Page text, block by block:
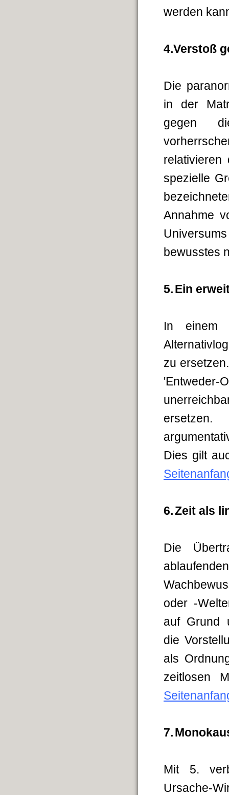
werden
4.Verstoß
Die
in der
gegen
relativieren
spezielle
Annahme
bewusstes
5. Ein
In einem
zu
'Entweder-
ersetzen.
Dies gilt
6.Zeit als
Die
oder -
auf Grund
die
als
zeitlosen
7.
Mit 5.
Ursache-